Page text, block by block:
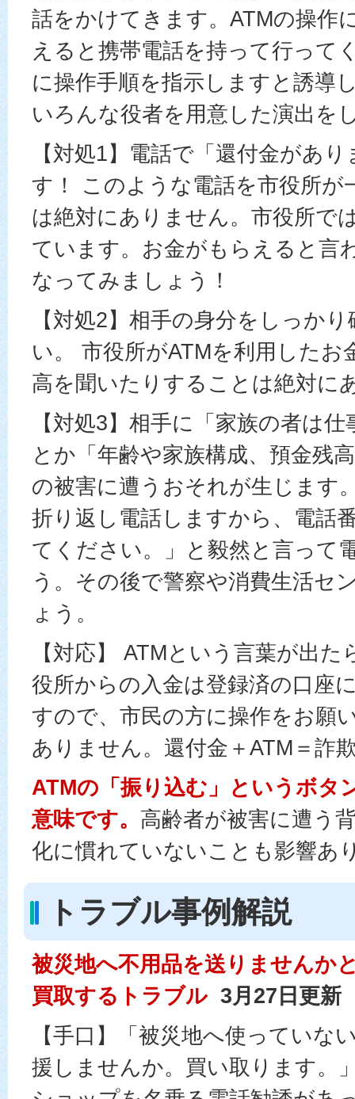
話をかけてきます。ATMの操作
えると携帯電話を持って行って
に操作手順を指示しますと誘導
いろんな役者を用意した演出を
【対処1】電話で「還付金があ
す！ このような電話を市役所が
は絶対にありません。市役所で
ています。お金がもらえると言
なってみましょう！
【対処2】相手の身分をしっか
い。 市役所がATMを利用したお
高を聞いたりすることは絶対に
【対処3】相手に「家族の者は
とか「年齢や家族構成、預金残
の被害に遭うおそれが生じます
折り返し電話しますから、電話
てください。」と毅然と言って
う。その後で警察や消費生活セ
ょう。
【対応】 ATMという言葉が出
役所からの入金は登録済の口座
すので、市民の方に操作をお願
ありません。還付金＋ATM＝詐
ATMの「振り込む」というボタ
意味です。 高齢者が被害に遭う
化に慣れていないことも影響あ
トラブル事例解説
被災地へ不用品を送りませんか
買取するトラブル 3月27日更新
【手口】「被災地へ使っていな
援しませんか。買い取ります。